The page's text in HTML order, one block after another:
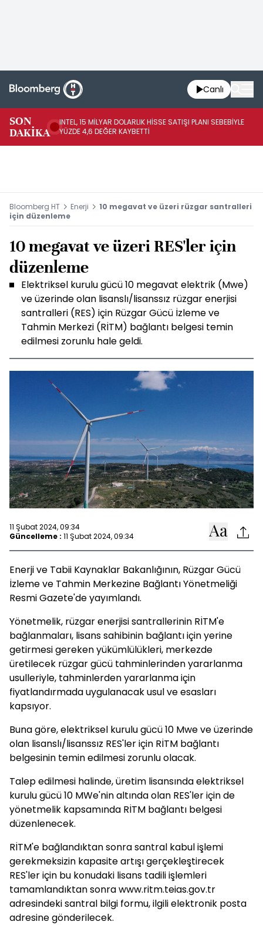
Canlı
SON
DAKİKA
INTEL, 15 MİLYAR DOLARLIK HİSSE SATIŞI PLANI SEBEBİYLE
YÜZDE 4,6 DEĞER KAYBETTİ
Bloomberg HT Enerji
10 megavat ve üzeri rüzgar santralleri
için düzenleme
10 megavat ve üzeri RES'ler için
düzenleme
Elektriksel kurulu gücü 10 megavat elektrik (Mwe)
ve üzerinde olan lisanslı/lisanssız rüzgar enerjisi
santralleri (RES) için Rüzgar Gücü İzleme ve
Tahmin Merkezi (RİTM) bağlantı belgesi temin
edilmesi zorunlu hale geldi.
11 Şubat 2024, 09:34
Güncelleme : 11 Şubat 2024, 09:34
Enerji ve Tabii Kaynaklar Bakanlığının, Rüzgar Gücü
İzleme ve Tahmin Merkezine Bağlantı Yönetmeliği
Resmi Gazete'de yayımlandı.
Yönetmelik, rüzgar enerjisi santrallerinin RİTM'e
bağlanmaları, lisans sahibinin bağlantı için yerine
getirmesi gereken yükümlülükleri, merkezde
üretilecek rüzgar gücü tahminlerinden yararlanma
usulleriyle, tahminlerden yararlanma için
fiyatlandırmada uygulanacak usul ve esasları
kapsıyor.
Buna göre, elektriksel kurulu gücü 10 Mwe ve üzerinde
olan lisanslı/lisanssız RES'ler için RİTM bağlantı
belgesinin temin edilmesi zorunlu olacak.
Talep edilmesi halinde, üretim lisansında elektriksel
kurulu gücü 10 MWe'nin altında olan RES'ler için de
yönetmelik kapsamında RİTM bağlantı belgesi
düzenlenecek.
RİTM'e bağlandıktan sonra santral kabul işlemi
gerekmeksizin kapasite artışı gerçekleştirecek
RES'ler için bu konudaki lisans tadili işlemleri
tamamlandıktan sonra www.ritm.teias.gov.tr
adresindeki santral bilgi formu, ilgili elektronik posta
adresine gönderilecek.